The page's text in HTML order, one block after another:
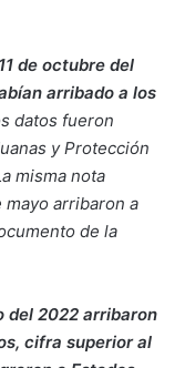
de octubre del
arribado a los
datos fueron
y Protección
misma nota
arribaron a
de la
del 2022 arribaron
cifra superior al